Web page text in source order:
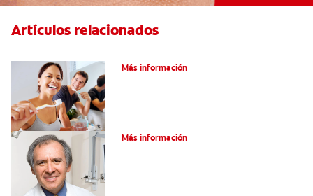
Artículos relacionados
Más información
Más información